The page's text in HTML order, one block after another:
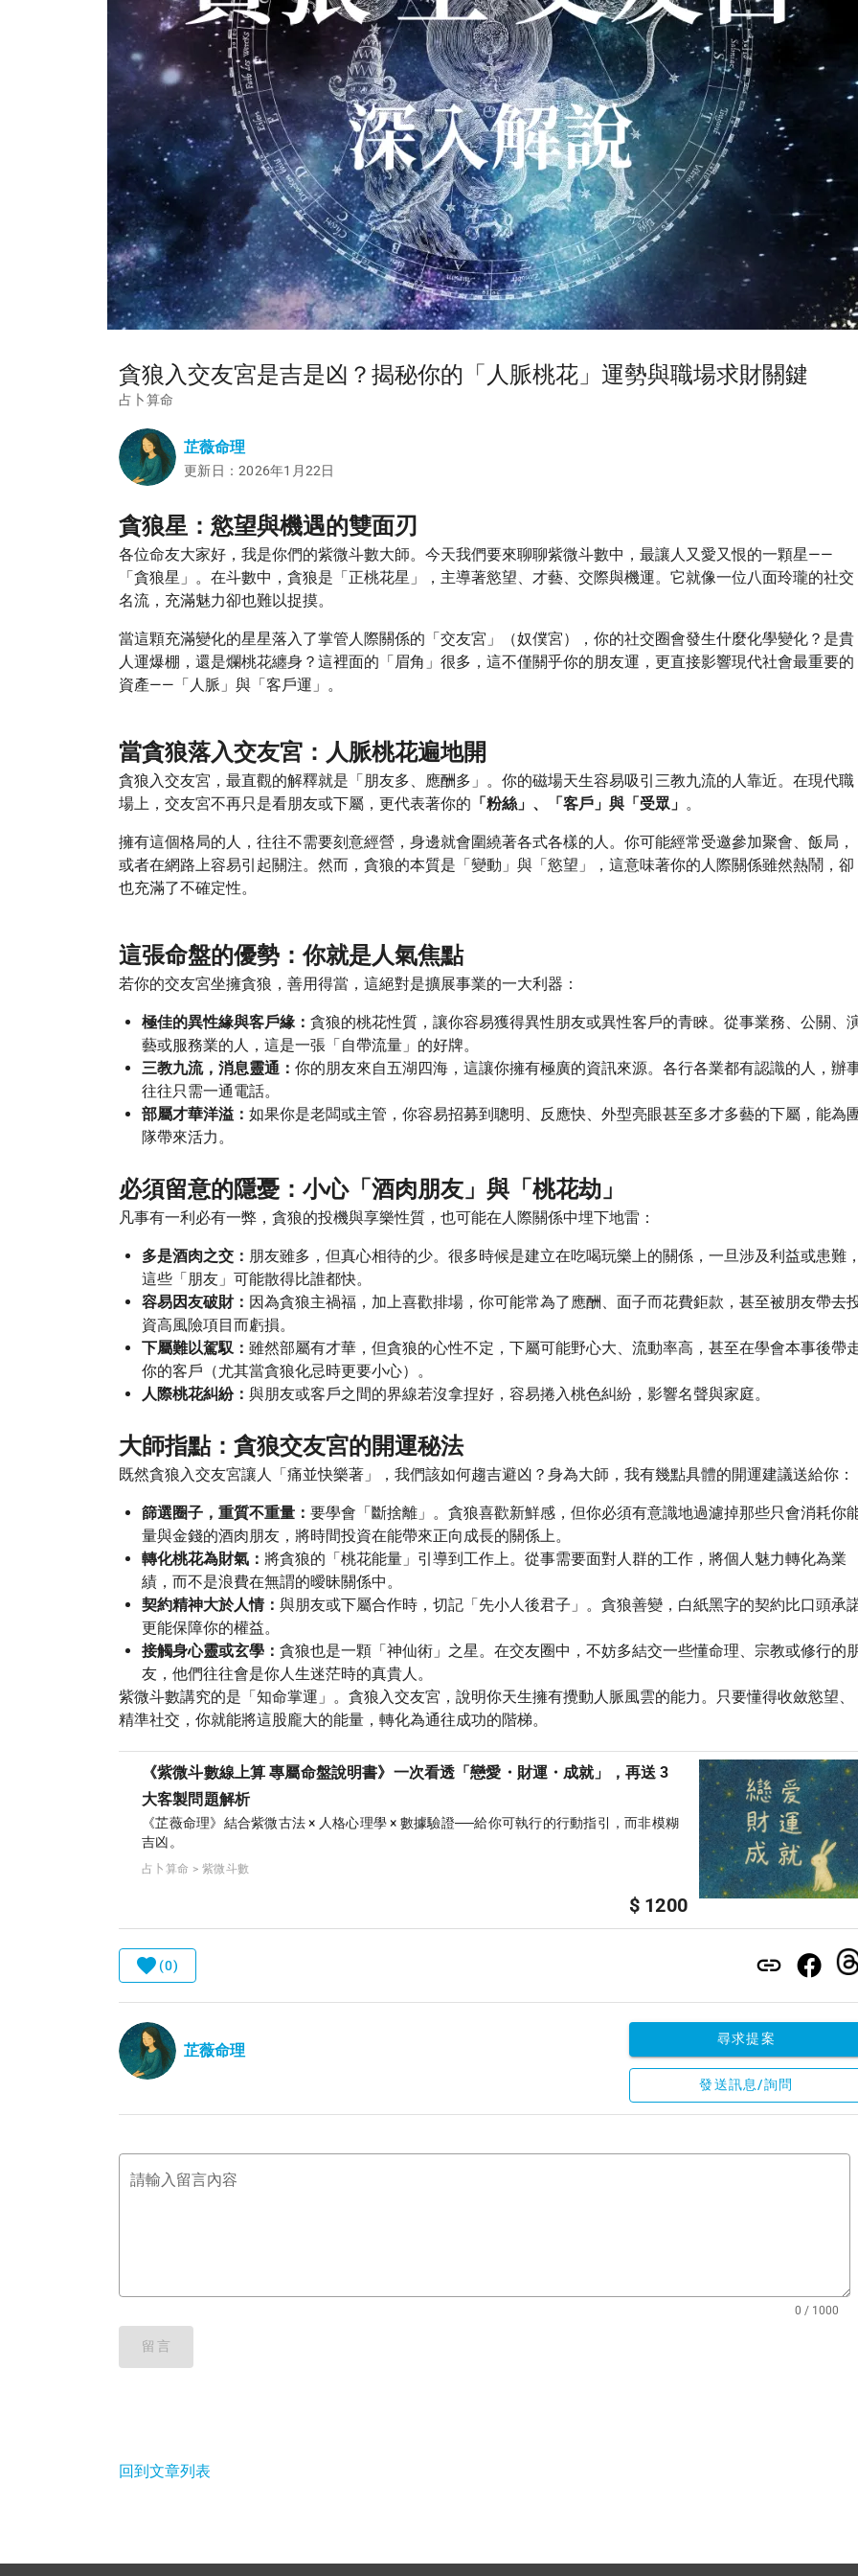
貪狼入交友宮是吉是凶？揭秘你的「人脈桃花」運勢與職場求財關鍵
占卜算命
芷薇命理
更新日：2026年1月22日
貪狼星：慾望與機遇的雙面刃
各位命友大家好，我是你們的紫微斗數大師。今天我們要來聊聊紫微斗數中，最讓人又愛又恨的一顆星——
「貪狼星」。在斗數中，貪狼是「正桃花星」，主導著慾望、才藝、交際與機運。它就像一位八面玲瓏的社交
名流，充滿魅力卻也難以捉摸。
當這顆充滿變化的星星落入了掌管人際關係的「交友宮」（奴僕宮），你的社交圈會發生什麼化學變化？是貴
人運爆棚，還是爛桃花纏身？這裡面的「眉角」很多，這不僅關乎你的朋友運，更直接影響現代社會最重要的
資產——「人脈」與「客戶運」。
當貪狼落入交友宮：人脈桃花遍地開
貪狼入交友宮，最直觀的解釋就是「朋友多、應酬多」。你的磁場天生容易吸引三教九流的人靠近。在現代職
場上，交友宮不再只是看朋友或下屬，更代表著你的 「粉絲」、「客戶」與「受眾」 。
擁有這個格局的人，往往不需要刻意經營，身邊就會圍繞著各式各樣的人。你可能經常受邀參加聚會、飯局，
或者在網路上容易引起關注。然而，貪狼的本質是「變動」與「慾望」，這意味著你的人際關係雖然熱鬧，卻
也充滿了不確定性。
這張命盤的優勢：你就是人氣焦點
若你的交友宮坐擁貪狼，善用得當，這絕對是擴展事業的一大利器：
極佳的異性緣與客戶緣： 貪狼的桃花性質，讓你容易獲得異性朋友或異性客戶的青睞。從事業務、公關、
藝或服務業的人，這是一張「自帶流量」的好牌。
三教九流，消息靈通： 你的朋友來自五湖四海，這讓你擁有極廣的資訊來源。各行各業都有認識的人，辦
往往只需一通電話。
部屬才華洋溢： 如果你是老闆或主管，你容易招募到聰明、反應快、外型亮眼甚至多才多藝的下屬，能為
隊帶來活力。
必須留意的隱憂：小心「酒肉朋友」與「桃花劫」
凡事有一利必有一弊，貪狼的投機與享樂性質，也可能在人際關係中埋下地雷：
多是酒肉之交： 朋友雖多，但真心相待的少。很多時候是建立在吃喝玩樂上的關係，一旦涉及利益或患難，
這些「朋友」可能散得比誰都快。
容易因友破財： 因為貪狼主禍福，加上喜歡排場，你可能常為了應酬、面子而花費鉅款，甚至被朋友帶去
資高風險項目而虧損。
下屬難以駕馭： 雖然部屬有才華，但貪狼的心性不定，下屬可能野心大、流動率高，甚至在學會本事後帶
你的客戶（尤其當貪狼化忌時更要小心）。
人際桃花糾紛： 與朋友或客戶之間的界線若沒拿捏好，容易捲入桃色糾紛，影響名聲與家庭。
大師指點：貪狼交友宮的開運秘法
既然貪狼入交友宮讓人「痛並快樂著」，我們該如何趨吉避凶？身為大師，我有幾點具體的開運建議送給你：
篩選圈子，重質不重量： 要學會「斷捨離」。貪狼喜歡新鮮感，但你必須有意識地過濾掉那些只會消耗你
量與金錢的酒肉朋友，將時間投資在能帶來正向成長的關係上。
轉化桃花為財氣： 將貪狼的「桃花能量」引導到工作上。從事需要面對人群的工作，將個人魅力轉化為業
績，而不是浪費在無謂的曖昧關係中。
契約精神大於人情： 與朋友或下屬合作時，切記「先小人後君子」。貪狼善變，白紙黑字的契約比口頭承
更能保障你的權益。
接觸身心靈或玄學： 貪狼也是一顆「神仙術」之星。在交友圈中，不妨多結交一些懂命理、宗教或修行的
友，他們往往會是你人生迷茫時的真貴人。
紫微斗數講究的是「知命掌運」。貪狼入交友宮，說明你天生擁有攪動人脈風雲的能力。只要懂得收斂慾望、
精準社交，你就能將這股龐大的能量，轉化為通往成功的階梯。
《紫微斗數線上算 專屬命盤說明書》一次看透「戀愛・財運・成就」，再送 3
大客製問題解析
《芷薇命理》結合紫微古法 × 人格心理學 × 數據驗證──給你可執行的行動指引，而非模糊
吉凶。
占卜算命 > 紫微斗數
$ 1200
(0)
芷薇命理
尋求提案
發送訊息/詢問
請輸入留言內容
0 / 1000
留言
回到文章列表